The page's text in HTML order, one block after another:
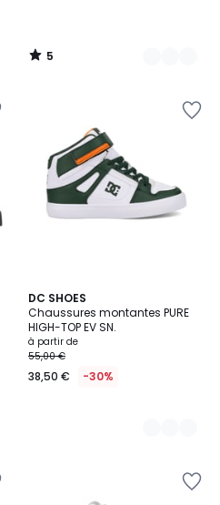
5
/
DC SHOES
Chaussures montantes PURE
HIGH-TOP EV SN.
à partir de
55,00 €
38,50 € -30%
2
Couleurs